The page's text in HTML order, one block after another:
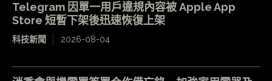
Telegram 因單一用戶違規內容被 Apple App
Store 短暫下架後迅速恢復上架
科技新聞 2026-08-04